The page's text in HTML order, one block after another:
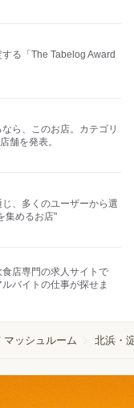
る「The Tabelog Award
ら、このお店。カテゴリ
舗を発表。
、多くのユーザーから選
集めるお店"
食店専門の求人サイトで
バイトの仕事が探せま
マッシュルーム 北浜・